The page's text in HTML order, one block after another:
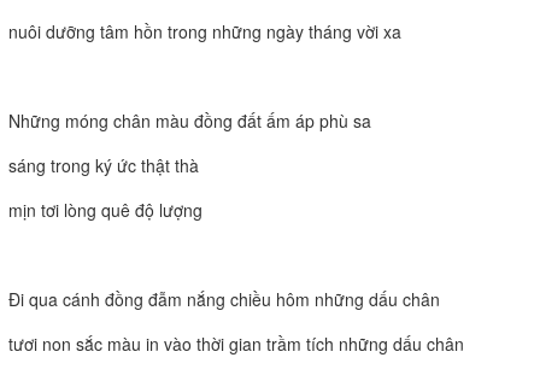
nuôi dưỡng tâm hồn trong những ngày tháng vời xa
Những móng chân màu đồng đất ấm áp phù sa
sáng trong ký ức thật thà
mịn tơi lòng quê độ lượng
Đi qua cánh đồng đẫm nắng chiều hôm những dấu chân
tươi non sắc màu in vào thời gian trầm tích những dấu chân